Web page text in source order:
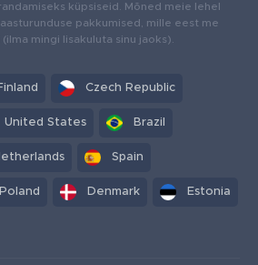
küpsiseid. Mõned meie lehel
pakkumised, mille eest me
mingi lisakuluta sinu jaoks).
Czech Republic
United States Brazil
Spain
Poland Denmark Estonia